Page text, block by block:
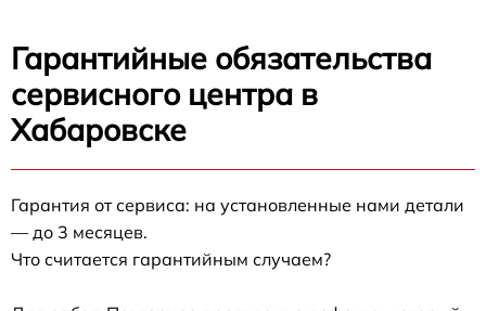
Гарантийные обязательства
сервисного центра в
Хабаровске
Гарантия от сервиса: на установленные нами детали
— до 3 месяцев.
Что считается гарантийным случаем?